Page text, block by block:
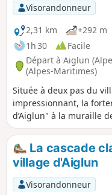
Visorandonneur
2,31 km
+292 m
1h 30
Facile
Départ à Aiglun
(Alpes-Maritimes)
Située à deux pas du
impressionnant, la
d’Aiglun" à la muraille
son environnement
mystérieux. Ce
sous la falaise du Giet,
France avec près de 80
réalisation
marches métalliques,
La cascade
village d'Aiglun
Visorandonneur